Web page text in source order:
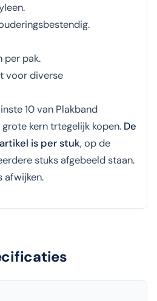
per pak.
voor diverse
10 van Plakband
kern trtegelijk kopen. De
is per stuk, op de
stuks afgebeeld staan.
afwijken.